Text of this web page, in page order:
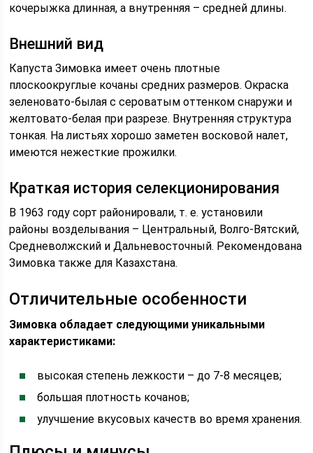
кочерыжка длинная, а внутренняя – средней длины.
Внешний вид
Капуста Зимовка имеет очень плотные
плоскоокруглые кочаны средних размеров. Окраска
зеленовато-былая с сероватым оттенком снаружи и
желтовато-белая при разрезе. Внутренняя структура
тонкая. На листьях хорошо заметен восковой налет,
имеются нежесткие прожилки.
Краткая история селекционирования
В 1963 году сорт районировали, т. е. установили
районы возделывания – Центральный, Волго-Вятский,
Средневолжский и Дальневосточный. Рекомендована
Зимовка также для Казахстана.
Отличительные особенности
Зимовка обладает следующими уникальными
характеристиками:
высокая степень лежкости – до 7-8 месяцев;
большая плотность кочанов;
улучшение вкусовых качеств во время хранения.